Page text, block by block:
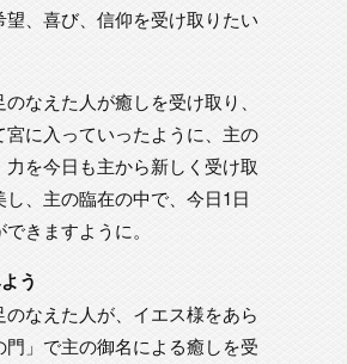
望、喜び、信仰を受け取りたい
なえた人が癒しを受け取り、
宮に入っていったように、主の
を今日も主から新しく受け取
し、主の臨在の中で、今日1日
きますように。
う
なえた人が、イエス様をあら
門」で主の御名による癒しを受